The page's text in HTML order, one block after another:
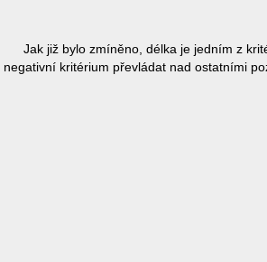
Jak již bylo zmíněno, délka je jedním z
negativní kritérium převládat nad ostatními